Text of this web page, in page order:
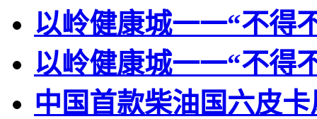
以岭健康城一一“不得
以岭健康城一一“不得
中国首款柴油国六皮